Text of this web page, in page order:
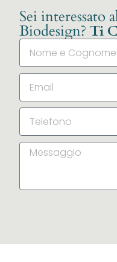
Sei interessato
Biodesign? Ti